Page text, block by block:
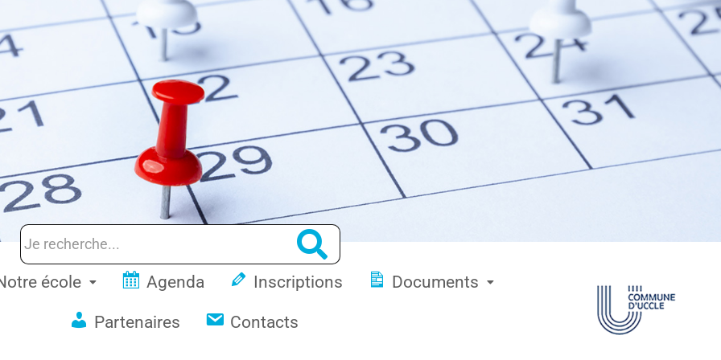
école Agenda Inscriptions Documents
Partenaires Contacts